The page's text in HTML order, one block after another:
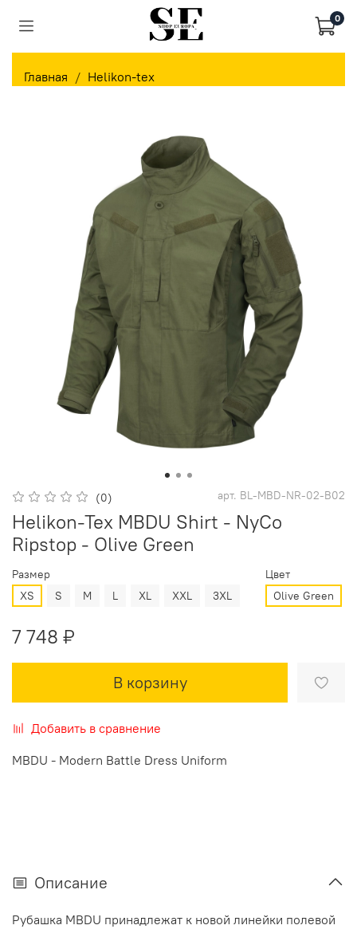
0
Главная Helikon-tex
(0) арт. BL-MBD-NR-02-B02
Helikon-Tex MBDU Shirt - NyCo
Ripstop - Olive Green
Размер
XS
S M L XL XXL 3XL
Цвет
Olive Green
7 748 ₽
В корзину
Добавить в сравнение
MBDU - Modern Battle Dress Uniform
Описание
Рубашка MBDU принадлежат к новой линейки полевой